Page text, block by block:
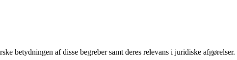
betydningen af disse begreber samt deres relevans i juridiske afgørelser.